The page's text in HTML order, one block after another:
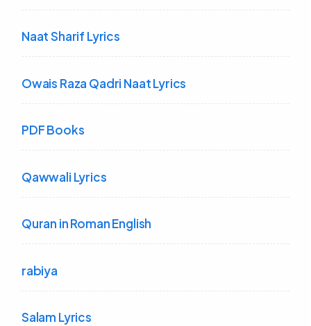
Naat Sharif Lyrics
Owais Raza Qadri Naat Lyrics
PDF Books
Qawwali Lyrics
Quran in Roman English
rabiya
Salam Lyrics